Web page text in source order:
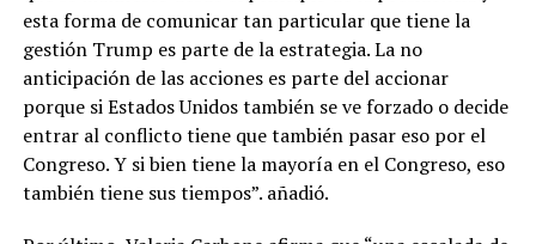
esta forma de comunicar tan particular que tiene la
gestión Trump es parte de la estrategia. La no
anticipación de las acciones es parte del accionar
porque si Estados Unidos también se ve forzado o decide
entrar al conflicto tiene que también pasar eso por el
Congreso. Y si bien tiene la mayoría en el Congreso, eso
también tiene sus tiempos”. añadió.